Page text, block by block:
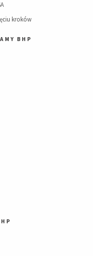
kroków
BHP